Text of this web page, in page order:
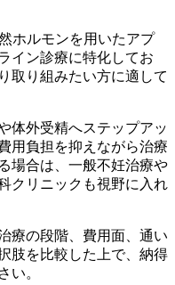
ホルモンを用いたアプ
イン診療に特化してお
取り組みたい方に適して
体外受精へステップアッ
用負担を抑えながら治療
場合は、一般不妊治療や
クリニックも視野に入れ
療の段階、費用面、通い
肢を比較した上で、納得
い。